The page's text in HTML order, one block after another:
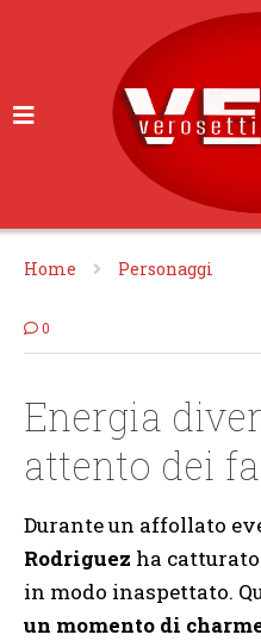
Home Personaggi
0
Energia
attento dei
Durante un affollato
Rodriguez ha
in modo inaspettato.
un momento di